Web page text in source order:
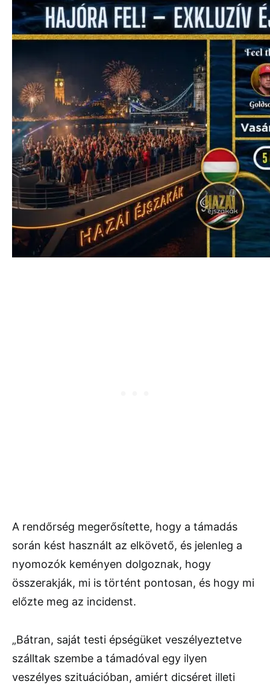
A rendőrség megerősítette, hogy a támadás
során kést használt az elkövető, és jelenleg a
nyomozók keményen dolgoznak, hogy
összerakják, mi is történt pontosan, és hogy mi
előzte meg az incidenst.
„Bátran, saját testi épségüket veszélyeztetve
szálltak szembe a támadóval egy ilyen
veszélyes szituációban, amiért dicséret illeti